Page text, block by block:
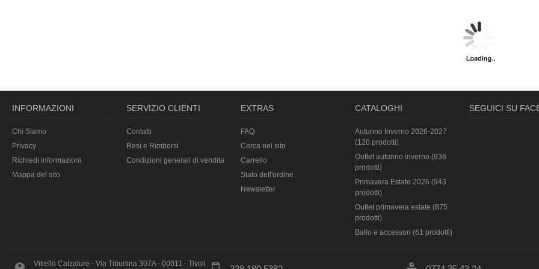
INFORMAZIONI
Chi Siamo
Privacy
Richiedi informazioni
Mappa del sito
SERVIZIO CLIENTI
Contatti
Resi e Rimborsi
Condizioni generali di vendita
EXTRAS
FAQ
Cerca nel sito
Carrello
Stato dell'ordine
Newsletter
CATALOGHI
Autunno Inverno 2026-2027
(120 prodotti)
Outlet autunno inverno (936
prodotti)
Primavera Estate 2026 (943
prodotti)
Outlet primavera estate (875
prodotti)
Ballo e accessori (61 prodotti)
SEGUICI SU
Vitiello Calzature - Via Tiburtina 307A - 00011 - Tivoli